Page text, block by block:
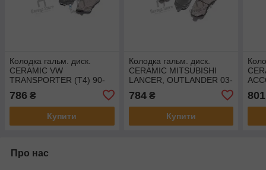
Колодка гальм. диск.
CERAMIC VW
TRANSPORTER (T4) 90-
RD.330112PRF
786 ₴
Купити
Колодка гальм. диск.
CERAMIC MITSUBISHI
LANCER, OUTLANDER 03-
RD.330114PRF
784₴
Купити
801
Про нас